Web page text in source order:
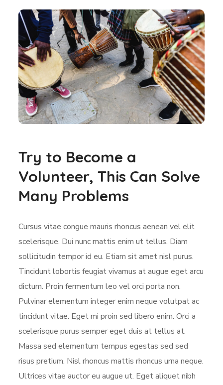
Try to Become a
Volunteer, This Can Solve
Many Problems
Cursus vitae congue mauris rhoncus aenean vel elit
scelerisque. Dui nunc mattis enim ut tellus. Diam
sollicitudin tempor id eu. Etiam sit amet nisl purus.
Tincidunt lobortis feugiat vivamus at augue eget arcu
dictum. Proin fermentum leo vel orci porta non.
Pulvinar elementum integer enim neque volutpat ac
tincidunt vitae. Eget mi proin sed libero enim. Orci a
scelerisque purus semper eget duis at tellus at.
Massa sed elementum tempus egestas sed sed
risus pretium. Nisl rhoncus mattis rhoncus urna neque.
Ultrices vitae auctor eu augue ut. Eget aliquet nibh